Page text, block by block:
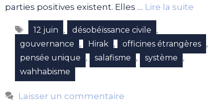
parties positives existent. Elles … Lire la suite
Étiquettes
12 juin , désobéïssance civile ,
gouvernance , Hirak , officines étrangères ,
pensée unique , salafisme , système ,
wahhabisme
Laisser un commentaire